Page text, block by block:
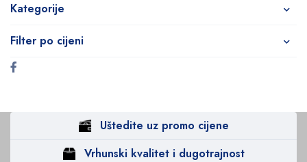
Kategorije
Filter po cijeni
Uštedite uz promo cijene
Vrhunski kvalitet i dugotrajnost